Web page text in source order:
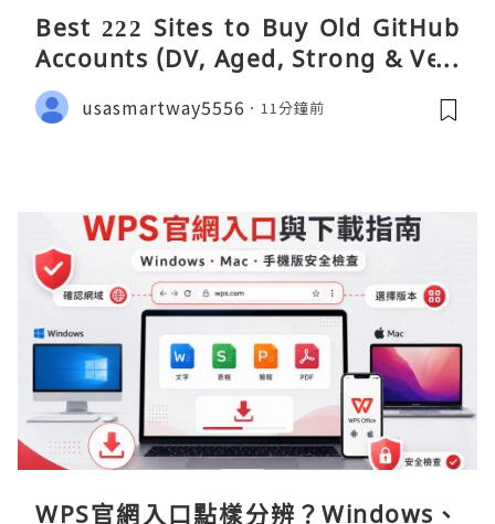
Best 222 Sites to Buy Old GitHub
Accounts (DV, Aged, Strong & Veri
fied)
usasmartway5556 11分鐘前
WPS官網入口點樣分辨？Windows、